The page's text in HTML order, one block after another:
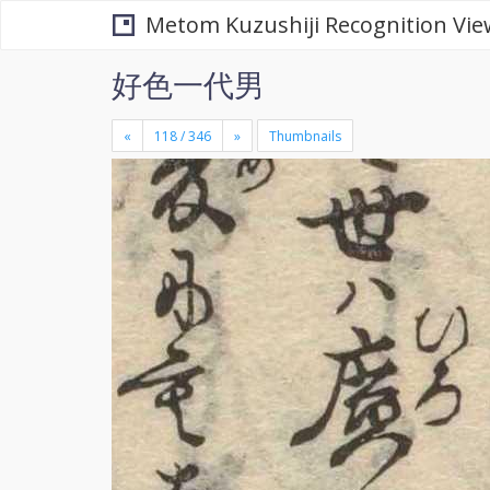
Metom Kuzushiji Recognition
好色一代男
« » Thumbnails
+
-